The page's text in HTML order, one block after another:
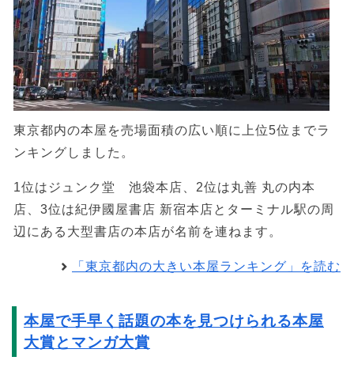
東京都内の本屋を売場面積の広い順に上位5位までラ
ンキングしました。
1位はジュンク堂 池袋本店、2位は丸善 丸の内本
店、3位は紀伊國屋書店 新宿本店とターミナル駅の周
辺にある大型書店の本店が名前を連ねます。
「東京都内の大きい本屋ランキング」を読む
本屋で手早く話題の本を見つけられる本屋
大賞とマンガ大賞